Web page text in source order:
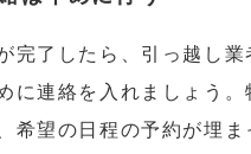
完了したら、引っ越し
に連絡を入れましょう
希望の日程の予約が埋